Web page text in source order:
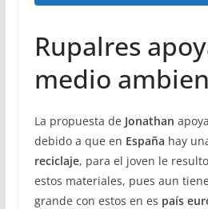
Rupalres
medio
La propuesta de Jonathan
debido a que en España hay
reciclaje, para el joven le
estos materiales, pues aun
grande con estos en es país